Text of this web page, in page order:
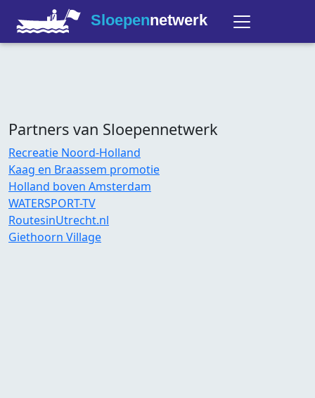
Sloepennetwerk
Partners van Sloepennetwerk
Recreatie Noord-Holland
Kaag en Braassem promotie
Holland boven Amsterdam
WATERSPORT-TV
RoutesinUtrecht.nl
Giethoorn Village